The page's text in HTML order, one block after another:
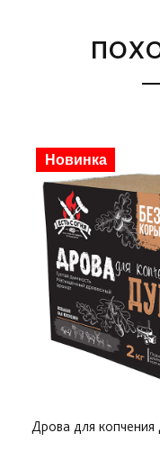
Скидка
Новинка
Дрова для копчения